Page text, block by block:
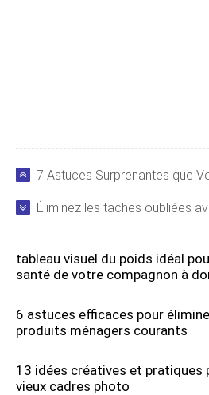
7 Astuces Surprenantes que Votre Sèche-Linge
Éliminez les taches oubliées avec l'huile
tableau visuel du poids idéal
santé de votre compagnon à
6 astuces efficaces pour
produits ménagers courants
13 idées créatives et pratiques
vieux cadres photo